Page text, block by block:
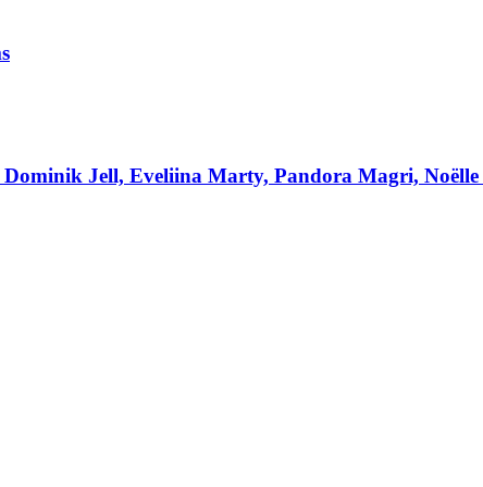
Jell, Eveliina Marty, Pandora Magri,